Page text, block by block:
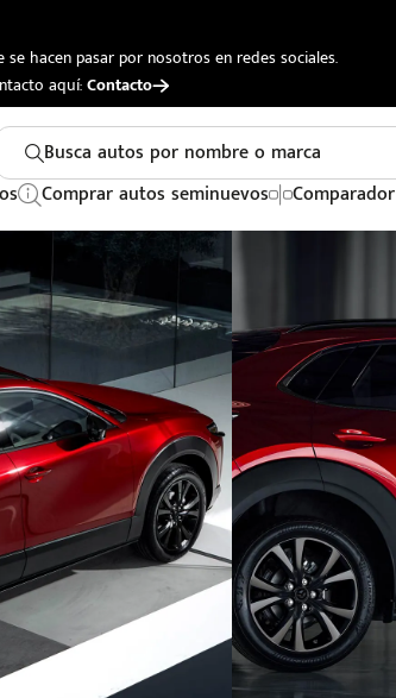
hacen pasar por nosotros en redes sociales.
aquí:Contacto
Busca autos por nombre o marca
Comprar autos seminuevos Comparador